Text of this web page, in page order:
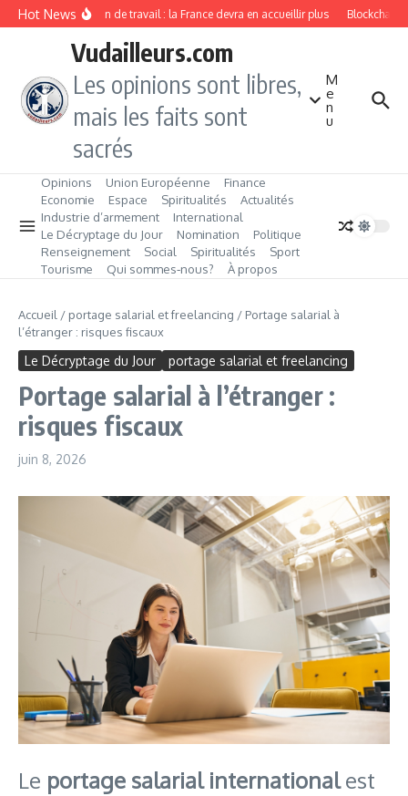
Aller au contenu
Hot NewsImmigration de travail : la France devra en accueillir plus Blockchain,
Vudailleurs.com
Les opinions sont libres,
mais les faits sont
sacrés
M
e
n
u
Opinions Union Européenne
Finance
Economie
Espace Spiritualités
Actualités
Industrie d’armement
International
Le Décryptage du Jour
Nomination
Politique
Renseignement
Social Spiritualités
Sport
Tourisme
Qui sommes‑nous? À propos
Accueil / portage salarial et freelancing / Portage salarial à
l’étranger : risques fiscaux
Le Décryptage du Jour portage salarial et freelancing
Portage salarial à l’étranger :
risques fiscaux
juin 8, 2026
Le portage salarial internationalest